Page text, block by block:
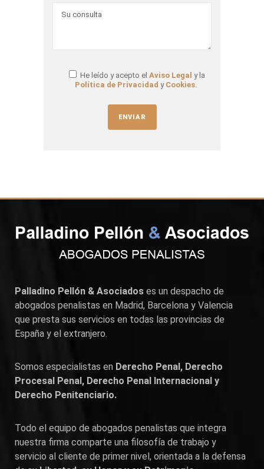
He leído y acepto el Aviso Legal y la
Política de Privacidad y Cookies
Palladino Pellón & Asociados es un despacho de
abogados penalistas en Madrid, Barcelona y Valencia
que presta sus servicios en todas las provincias de
España y el extranjero.
Somos especialistas en Derecho Penal, Derecho
Procesal Penal, Derecho Penal Internacional y
Derecho Penitenciario.
Todo el equipo de abogados penalistas que integra
nuestra firma comparte una filosofía de trabajo y
servicio al cliente de primer nivel, orientada a la defensa